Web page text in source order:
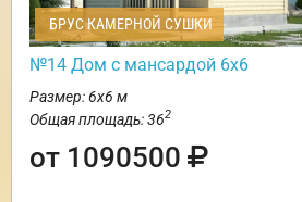
БРУС КАМЕРНОЙ СУШКИ
№14 Дом с мансардой 6х6
Размер: 6х6 м
Общая площадь: 362
от 1090500